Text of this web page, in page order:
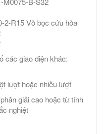
2-R15 Vỏ bọc cứu hỏa
các giao diện khác:
lượt hoặc nhiều lượt
giải cao hoặc từ tính
nghiệt